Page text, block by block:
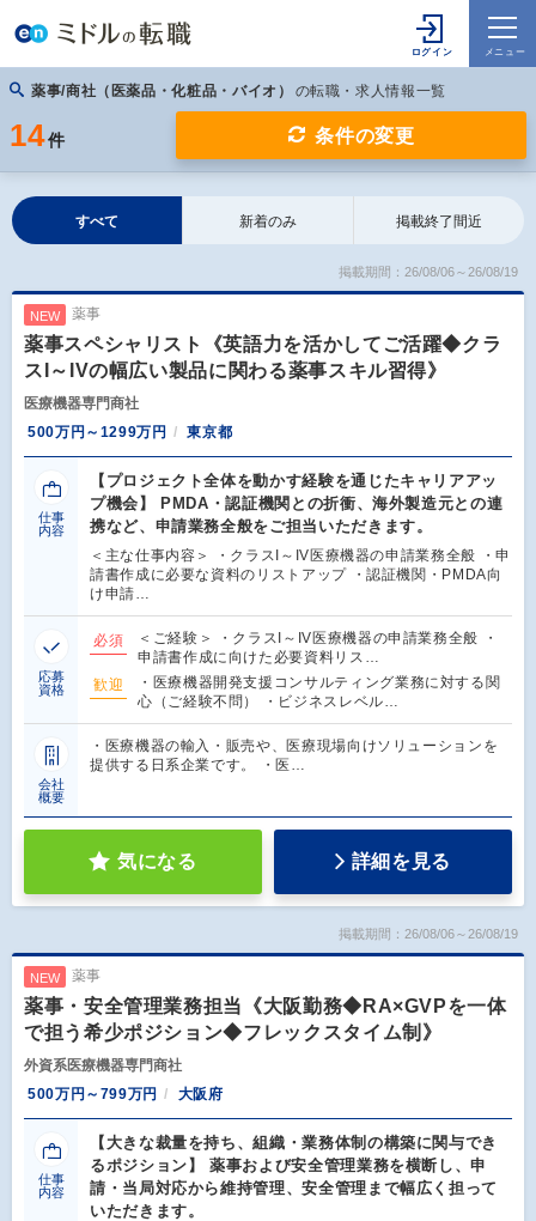
薬事/商社（医薬品・化粧品・バイオ） の転職・求人情報一覧
14件 条件の変更
すべて 新着のみ 掲載終了間近
掲載期間：26/08/06～26/08/19
NEW 薬事
薬事スペシャリスト《英語力を活かしてご活躍◆クラ
スI～IVの幅広い製品に関わる薬事スキル習得》
医療機器専門商社
500万円～1299万円
東京都
仕事
内容
【プロジェクト全体を動かす経験を通じたキャリアアッ
プ機会】 PMDA・認証機関との折衝、海外製造元との連
携など、申請業務全般をご担当いただきます。
＜主な仕事内容＞ ・クラスI～IV医療機器の申請業務全般 ・申
請書作成に必要な資料のリストアップ ・認証機関・PMDA向
け申請…
応募
資格
必須
＜ご経験＞ ・クラスI～IV医療機器の申請業務全般 ・
申請書作成に向けた必要資料リス…
歓迎
・医療機器開発支援コンサルティング業務に対する関
心（ご経験不問） ・ビジネスレベル…
会社
概要
・医療機器の輸入・販売や、医療現場向けソリューションを
提供する日系企業です。 ・医…
気になる 詳細を見る
掲載期間：26/08/06～26/08/19
NEW 薬事
薬事・安全管理業務担当《大阪勤務◆RA×GVPを一体
で担う希少ポジション◆フレックスタイム制》
外資系医療機器専門商社
500万円～799万円
大阪府
仕事
内容
【大きな裁量を持ち、組織・業務体制の構築に関与でき
るポジション】 薬事および安全管理業務を横断し、申
請・当局対応から維持管理、安全管理まで幅広く担って
いただきます。